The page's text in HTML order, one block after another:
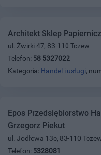
Architekt Sklep
ul. Żwirki 47, 83-110 Tczew
Telefon: 58 5327022
Kategoria: Handel i usługi,
Epos Przedsiębiorstwo
Grzegorz Piekut
ul. Jodłowa 13c, 83-110 Tczew
Telefon: 5328081